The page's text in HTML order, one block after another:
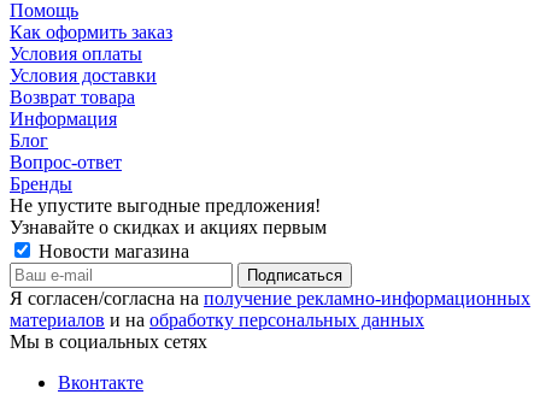
Помощь
Как оформить заказ
Условия оплаты
Условия доставки
Возврат товара
Информация
Блог
Вопрос-ответ
Бренды
Не упустите выгодные предложения!
Узнавайте о скидках и акциях первым
Новости магазина
Я согласен/согласна на получение рекламно-информационных
материалов и на обработку персональных данных
Мы в социальных сетях
Вконтакте